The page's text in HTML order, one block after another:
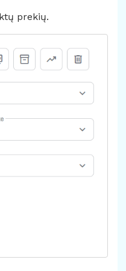
prekių.